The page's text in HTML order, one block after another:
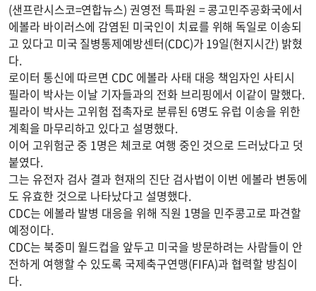
(샌프란시스코=연합뉴스) 권영전 특파원 = 콩고민주공화국에서
에볼라 바이러스에 감염된 미국인이 치료를 위해 독일로 이송되
고 있다고 미국 질병통제예방센터(CDC)가 19일(현지시간) 밝혔
다.
로이터 통신에 따르면 CDC 에볼라 사태 대응 책임자인 사티시
필라이 박사는 이날 기자들과의 전화 브리핑에서 이같이 말했다.
필라이 박사는 고위험 접촉자로 분류된 6명도 유럽 이송을 위한
계획을 마무리하고 있다고 설명했다.
이어 고위험군 중 1명은 체코로 여행 중인 것으로 드러났다고 덧
붙였다.
그는 유전자 검사 결과 현재의 진단 검사법이 이번 에볼라 변동에
도 유효한 것으로 나타났다고 설명했다.
CDC는 에볼라 발병 대응을 위해 직원 1명을 민주콩고로 파견할
예정이다.
CDC는 북중미 월드컵을 앞두고 미국을 방문하려는 사람들이 안
전하게 여행할 수 있도록 국제축구연맹(FIFA)과 협력할 방침이
다.